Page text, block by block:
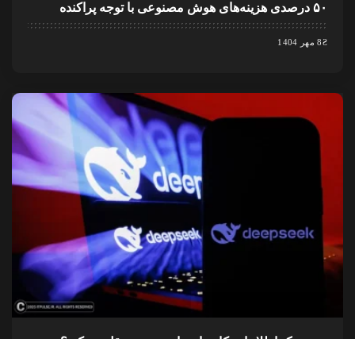
۵۰ درصدی هزینه‌های هوش مصنوعی با توجه پراکنده
8 مهر 1404